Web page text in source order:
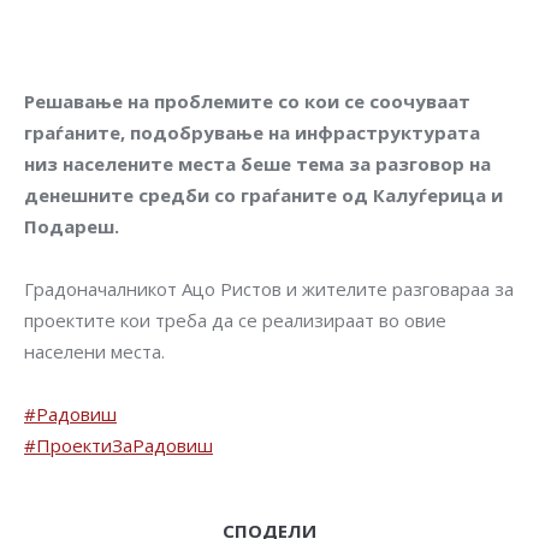
Решавање на проблемите со кои се соочуваат
граѓаните, подобрување на инфраструктурата
низ населените места беше тема за разговор на
денешните средби со граѓаните од Калуѓерица и
Подареш.
Градоначалникот Ацо Ристов и жителите разговараа за
проектите кои треба да се реализираат во овие
населени места.
#Радовиш
#ПроектиЗаРадовиш
СПОДЕЛИ